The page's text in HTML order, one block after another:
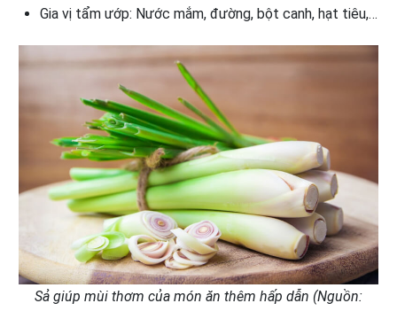
Gia vị tẩm ướp: Nước mắm, đường, bột canh, hạt tiêu,…
Sả giúp mùi thơm của món ăn thêm hấp dẫn (Nguồn: